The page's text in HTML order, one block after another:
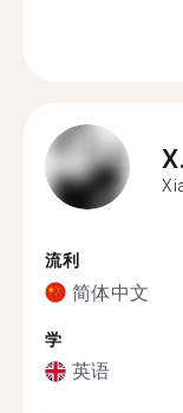
X.
流利
简体中文
学
英语